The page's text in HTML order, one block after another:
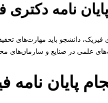
نامه دکتری
فیزیک، دانشجو باید مهارت‌های
علمی در صنایع و سازمان‌های
پایان نامه